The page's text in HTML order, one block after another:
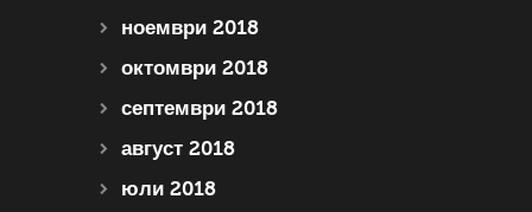
ноември 2018
октомври 2018
септември 2018
август 2018
юли 2018